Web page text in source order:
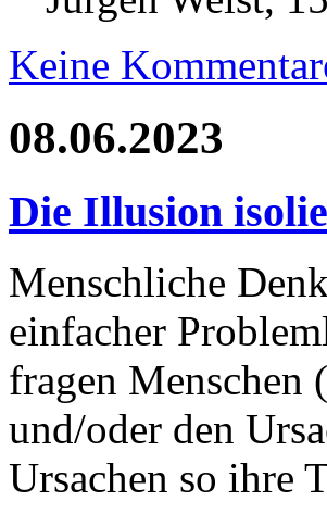
Keine
08.06.2023
Die Illusion
Menschliche
einfacher
fragen Menschen
und/oder den
Ursachen so ihre